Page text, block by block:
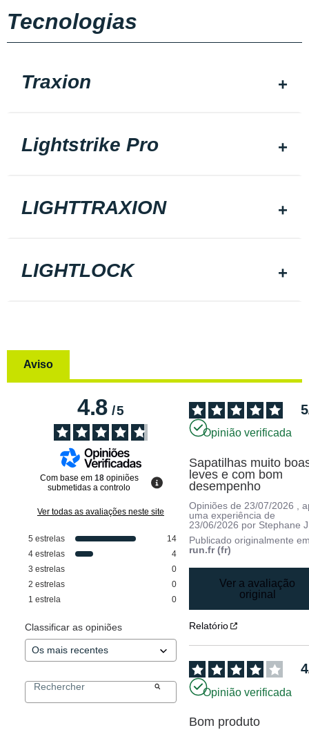
Tecnologias
Traxion
Lightstrike Pro
LIGHTTRAXION
LIGHTLOCK
Aviso
4.8/5
Com base em 18 opiniões
submetidas a controlo
Ver todas as avaliações neste site
5 estrelas
14
4 estrelas
4
3 estrelas
0
2 estrelas
0
1 estrela 0
Classificar as opiniões
5
Opinião verificada
Sapatilhas muito
leves e com bom
desempenho
Opiniões de 23/07/2026
,
uma experiência de
23/06/2026 por Stephane
Publicado originalmente
run.fr (fr)
Ver a avaliação
original
Relatório
4
Opinião verificada
Bom produto